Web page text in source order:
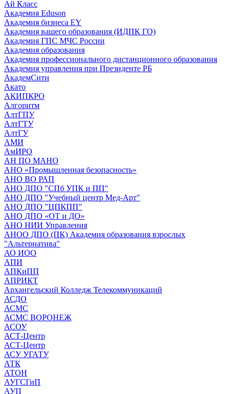
Ай Класс
Академия Eduson
Академия бизнеса EY
Академия вашего образования (ИДПК ГО)
Академия ГПС МЧС России
Академия образования
Академия профессионального дистанционного образования
Академия управления при Президенте РБ
АкадемСити
Акато
АКИПКРО
Алгоритм
АлтГПУ
АлтГТУ
АлтГУ
АМИ
АмИРО
АН ПО МАНО
АНО «Промышленная безопасность»
АНО ВО РАП
АНО ДПО "СПб УПК и ПП"
АНО ДПО "Учебный центр Мед-Арт"
АНО ДПО "ЦПКПП"
АНО ДПО «ОТ и ДО»
АНО НИИ Управления
АНОО ДПО (ПК) Академия образования взрослых
"Альтернатива"
АО ИОО
АПИ
АПКиПП
АПРИКТ
Архангельский Колледж Телекоммуникаций
АСДО
АСМС
АСМС ВОРОНЕЖ
АСОУ
АСТ-Центр
АСТ-Центр
АСУ УГАТУ
АТК
АТОН
АУГСГиП
АУП